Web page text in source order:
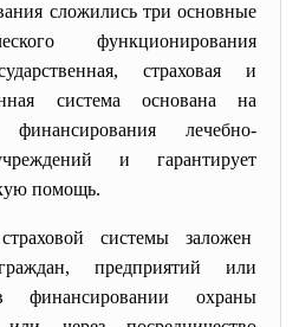
сложились три основные
функционирования
страховая и
система основана на
лечебно-
и гарантирует
помощь.
системы заложен
предприятий или
финансировании охраны